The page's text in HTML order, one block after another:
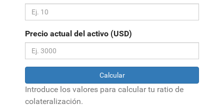
Precio actual del activo (USD)
Calcular
Introduce los valores para calcular tu ratio de
colateralización.